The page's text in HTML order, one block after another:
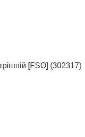
[FSO] (302317)